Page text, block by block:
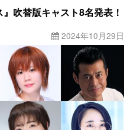
吹替版キャスト8名発表！
2024年10月29日